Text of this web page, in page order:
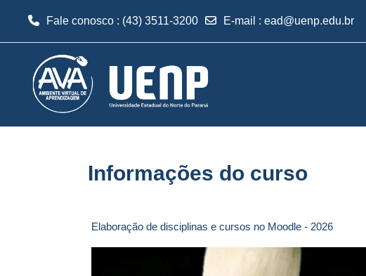
Fale conosco : (43) 3511-3200 E-mail : ead@uenp.edu.br
Informações do curso
Elaboração de disciplinas e cursos no Moodle - 2026